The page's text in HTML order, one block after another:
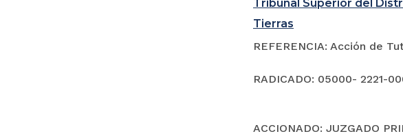
Tribunal Superior del
Tierras
REFERENCIA: Acción de
RADICADO: 05000- 2221-
ACCIONADO: JUZGADO